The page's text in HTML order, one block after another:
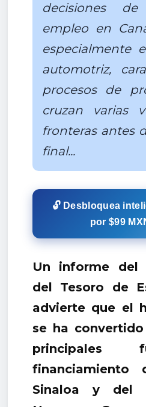
decisiones
empleo en
especialmente
automotriz,
procesos de
cruzan varias
fronteras antes
final...
🔓 Desbloquea
por $99
Un informe del
del Tesoro de
advierte que el
se ha
principales
financiamiento
Sinaloa y del